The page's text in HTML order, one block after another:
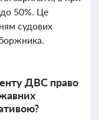
до 50%. Це
судових
ДВС право